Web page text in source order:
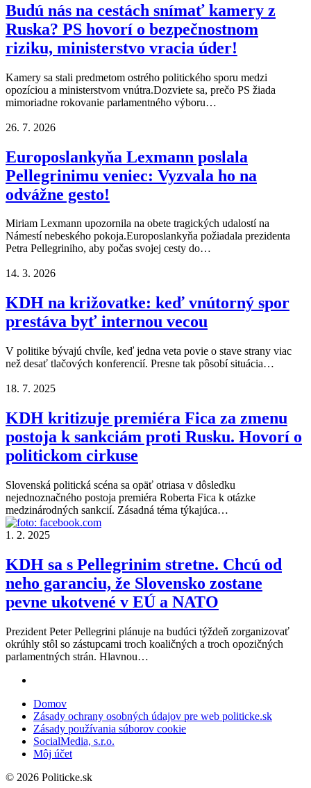
Budú nás na cestách snímať kamery z
Ruska? PS hovorí o bezpečnostnom
riziku, ministerstvo vracia úder!
Kamery sa stali predmetom ostrého politického sporu medzi
opozíciou a ministerstvom vnútra.Dozviete sa, prečo PS žiada
mimoriadne rokovanie parlamentného výboru…
26. 7. 2026
Europoslankyňa Lexmann poslala
Pellegrinimu veniec: Vyzvala ho na
odvážne gesto!
Miriam Lexmann upozornila na obete tragických udalostí na
Námestí nebeského pokoja.Europoslankyňa požiadala prezidenta
Petra Pellegriniho, aby počas svojej cesty do…
14. 3. 2026
KDH na križovatke: keď vnútorný spor
prestáva byť internou vecou
V politike bývajú chvíle, keď jedna veta povie o stave strany viac
než desať tlačových konferencií. Presne tak pôsobí situácia…
18. 7. 2025
KDH kritizuje premiéra Fica za zmenu
postoja k sankciám proti Rusku. Hovorí o
politickom cirkuse
Slovenská politická scéna sa opäť otriasa v dôsledku
nejednoznačného postoja premiéra Roberta Fica k otázke
medzinárodných sankcií. Zásadná téma týkajúca…
1. 2. 2025
KDH sa s Pellegrinim stretne. Chcú od
neho garanciu, že Slovensko zostane
pevne ukotvené v EÚ a NATO
Prezident Peter Pellegrini plánuje na budúci týždeň zorganizovať
okrúhly stôl so zástupcami troch koaličných a troch opozičných
parlamentných strán. Hlavnou…
Domov
Zásady ochrany osobných údajov pre web politicke.sk
Zásady používania súborov cookie
SocialMedia, s.r.o.
Môj účet
© 2026 Politicke.sk